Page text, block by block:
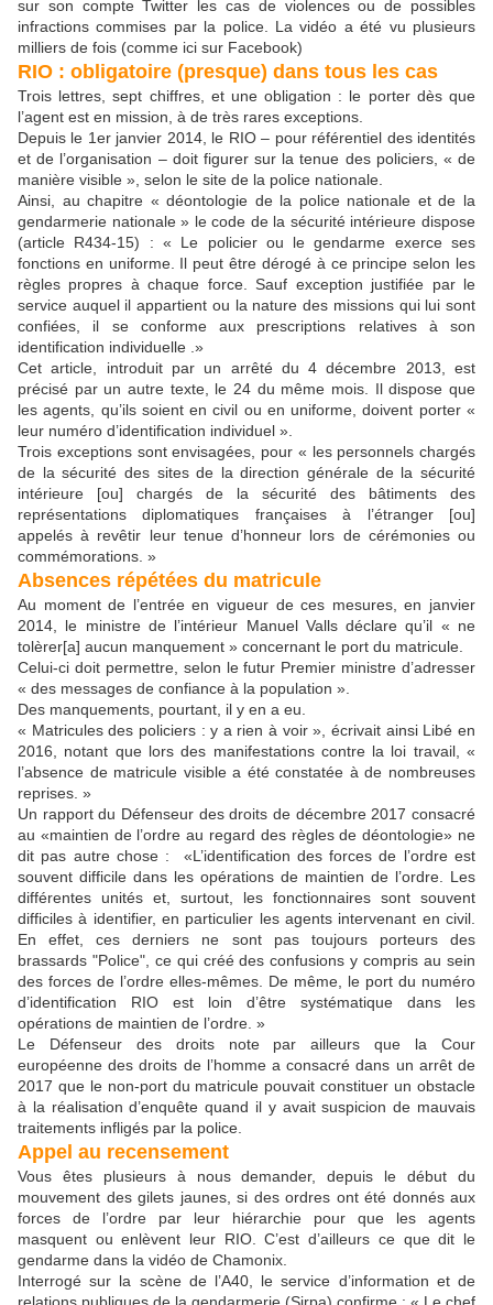
sur son compte Twitter les cas de violences ou de possibles
infractions commises par la police. La vidéo a été vu plusieurs
milliers de fois (comme ici sur Facebook)
RIO : obligatoire (presque) dans tous les cas
Trois lettres, sept chiffres, et une obligation : le porter dès que
l’agent est en mission, à de très rares exceptions.
Depuis le 1er janvier 2014, le RIO – pour référentiel des identités
et de l’organisation – doit figurer sur la tenue des policiers, « de
manière visible », selon le site de la police nationale.
Ainsi, au chapitre « déontologie de la police nationale et de la
gendarmerie nationale » le code de la sécurité intérieure dispose
(article R434-15) : « Le policier ou le gendarme exerce ses
fonctions en uniforme. Il peut être dérogé à ce principe selon les
règles propres à chaque force. Sauf exception justifiée par le
service auquel il appartient ou la nature des missions qui lui sont
confiées, il se conforme aux prescriptions relatives à son
identification individuelle .»
Cet article, introduit par un arrêté du 4 décembre 2013, est
précisé par un autre texte, le 24 du même mois. Il dispose que
les agents, qu’ils soient en civil ou en uniforme, doivent porter «
leur numéro d’identification individuel ».
Trois exceptions sont envisagées, pour « les personnels chargés
de la sécurité des sites de la direction générale de la sécurité
intérieure [ou] chargés de la sécurité des bâtiments des
représentations diplomatiques françaises à l’étranger [ou]
appelés à revêtir leur tenue d’honneur lors de cérémonies ou
commémorations. »
Absences répétées du matricule
Au moment de l’entrée en vigueur de ces mesures, en janvier
2014, le ministre de l’intérieur Manuel Valls déclare qu’il « ne
tolèrer[a] aucun manquement » concernant le port du matricule.
Celui-ci doit permettre, selon le futur Premier ministre d’adresser
« des messages de confiance à la population ».
Des manquements, pourtant, il y en a eu.
« Matricules des policiers : y a rien à voir », écrivait ainsi Libé en
2016, notant que lors des manifestations contre la loi travail, «
l’absence de matricule visible a été constatée à de nombreuses
reprises. »
Un rapport du Défenseur des droits de décembre 2017 consacré
au «maintien de l’ordre au regard des règles de déontologie» ne
dit pas autre chose : «L’identification des forces de l’ordre est
souvent difficile dans les opérations de maintien de l’ordre. Les
différentes unités et, surtout, les fonctionnaires sont souvent
difficiles à identifier, en particulier les agents intervenant en civil.
En effet, ces derniers ne sont pas toujours porteurs des
brassards "Police", ce qui créé des confusions y compris au sein
des forces de l’ordre elles-mêmes. De même, le port du numéro
d’identification RIO est loin d’être systématique dans les
opérations de maintien de l’ordre. »
Le Défenseur des droits note par ailleurs que la Cour
européenne des droits de l’homme a consacré dans un arrêt de
2017 que le non-port du matricule pouvait constituer un obstacle
à la réalisation d’enquête quand il y avait suspicion de mauvais
traitements infligés par la police.
Appel au recensement
Vous êtes plusieurs à nous demander, depuis le début du
mouvement des gilets jaunes, si des ordres ont été donnés aux
forces de l’ordre par leur hiérarchie pour que les agents
masquent ou enlèvent leur RIO. C’est d’ailleurs ce que dit le
gendarme dans la vidéo de Chamonix.
Interrogé sur la scène de l’A40, le service d’information et de